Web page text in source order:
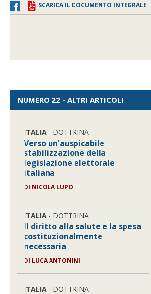
SCARICA IL DOCUMENTO INTEGRALE
NUMERO 22 - ALTRI ARTICOLI
ITALIA - DOTTRINA
Verso un'auspicabile
stabilizzazione della
legislazione elettorale
italiana
DI NICOLA LUPO
ITALIA - DOTTRINA
Il diritto alla salute e la spesa
costituzionalmente
necessaria
DI LUCA ANTONINI
ITALIA - DOTTRINA